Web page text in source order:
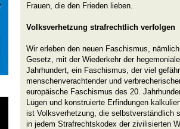
Frauen, die den Frieden lieben.
Volksverhetzung strafrechtlich verfolgen
Wir erleben den neuen Faschismus,
Gesetz, mit der Wiederkehr der
Jahrhundert, ein Faschismus, der viel
menschenverachtender und
europäische Faschismus des 20.
Lügen und konstruierte Erfindungen
ist Volksverhetzung, die selbstverständlich
in jedem Strafrechtskodex der zivilisierten